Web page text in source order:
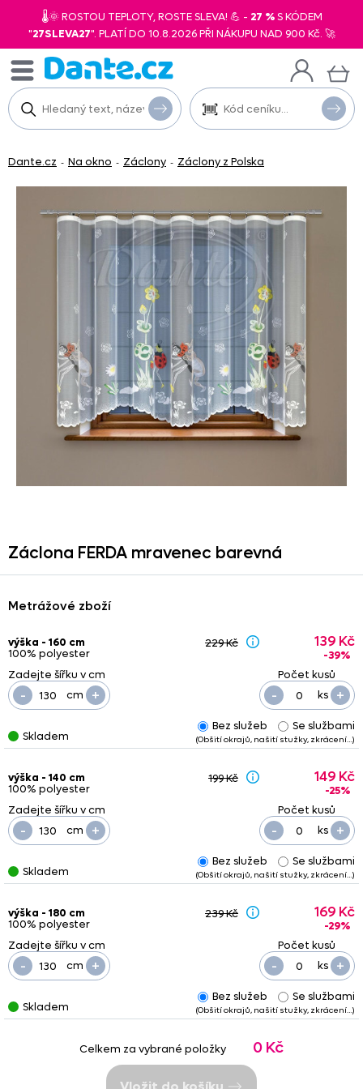
🌡️🌞 ROSTOU TEPLOTY, ROSTE SLEVA! 💪 - 27 %S KÓDEM
"27SLEVA27". PLATÍ DO 10.8.2026 PŘI NÁKUPU NAD 900 Kč. 🚀
Dante.cz - Na okno - Záclony - Záclony z Polska
Záclona FERDA mravenec barevná
Metrážové zboží
výška - 160 cm
100% polyester
cm +
- ks +
-
229 Kč 139 Kč
-39%
Skladem
Bez služeb Se službami
(Obšití okrajů, našití stužky, zkrácení…)
výška - 140 cm
100% polyester
cm +
- ks +
-
199 Kč 149 Kč
-25%
Skladem
Bez služeb Se službami
(Obšití okrajů, našití stužky, zkrácení…)
výška - 180 cm
100% polyester
cm +
- ks +
-
239 Kč 169 Kč
-29%
Skladem
Bez služeb Se službami
(Obšití okrajů, našití stužky, zkrácení…)
Celkem za vybrané položky 0 Kč